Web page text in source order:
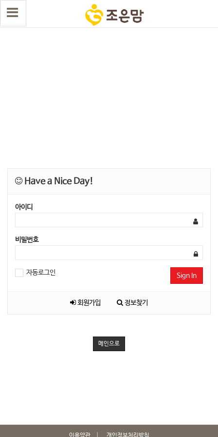
Have a Nice Day!
아이디
비밀번호
자동로그인 Sign In
회원가입 정보찾기
메인으로
이용약관 개인정보처리방침